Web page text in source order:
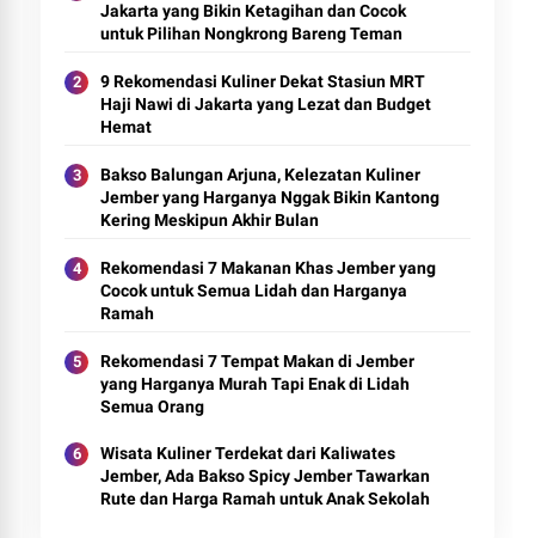
Jakarta yang Bikin Ketagihan dan Cocok
untuk Pilihan Nongkrong Bareng Teman
9 Rekomendasi Kuliner Dekat Stasiun MRT
Haji Nawi di Jakarta yang Lezat dan Budget
Hemat
Bakso Balungan Arjuna, Kelezatan Kuliner
Jember yang Harganya Nggak Bikin Kantong
Kering Meskipun Akhir Bulan
Rekomendasi 7 Makanan Khas Jember yang
Cocok untuk Semua Lidah dan Harganya
Ramah
Rekomendasi 7 Tempat Makan di Jember
yang Harganya Murah Tapi Enak di Lidah
Semua Orang
Wisata Kuliner Terdekat dari Kaliwates
Jember, Ada Bakso Spicy Jember Tawarkan
Rute dan Harga Ramah untuk Anak Sekolah